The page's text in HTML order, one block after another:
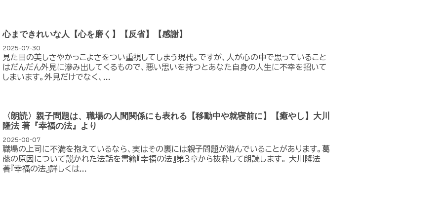
心まできれいな人【心を磨く】【反省】【感謝】
2025-07-30
見た目の美しさやかっこよさをつい重視してしまう現代。ですが、人が心の中で思っていること
はだんだん外見に滲み出してくるもので、悪い思いを持つとあなた自身の人生に不幸を招いて
しまいます。外見だけでなく、...
〈朗読〉親子問題は、職場の人間関係にも表れる【移動中や就寝前に】【癒やし】大川
隆法 著『幸福の法』より
2025-08-07
職場の上司に不満を抱えているなら、実はその裏には親子問題が潜んでいることがあります。葛
藤の原因について説かれた法話を書籍『幸福の法』第３章から抜粋して朗読します。 大川隆法
著『幸福の法』詳しくは...